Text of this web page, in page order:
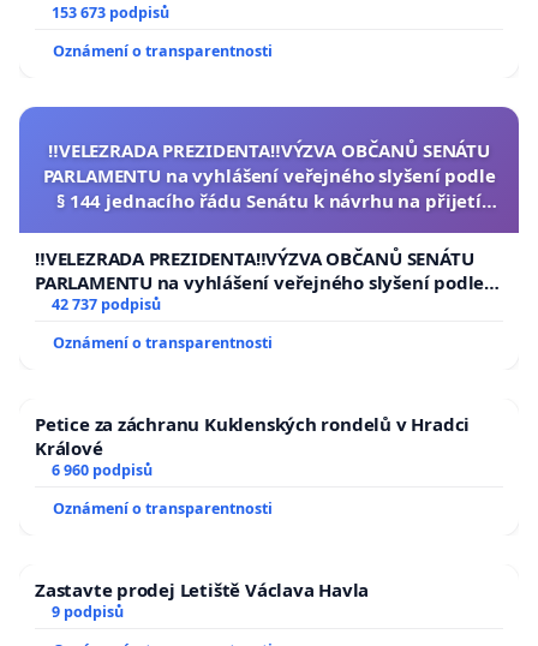
153 673 podpisů
Oznámení o transparentnosti
‼️VELEZRADA PREZIDENTA‼️VÝZVA OBČANŮ SENÁTU
PARLAMENTU na vyhlášení veřejného slyšení podle
§ 144 jednacího řádu Senátu k návrhu na přijetí
republiky
‼️VELEZRADA PREZIDENTA‼️VÝZVA OBČANŮ SENÁTU
PARLAMENTU na vyhlášení veřejného slyšení podle §
144 jednacího řádu Senátu k návrhu na přijetí
republiky
42 737 podpisů
Oznámení o transparentnosti
Petice za záchranu Kuklenských rondelů v Hradci
Králové
6 960 podpisů
Oznámení o transparentnosti
Zastavte prodej Letiště Václava Havla
9 podpisů